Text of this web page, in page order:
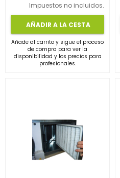
Impuestos no incluidos.
AÑADIR A LA CESTA
Añade al carrito y sigue el proceso
de compra para ver la
disponibilidad y los precios para
profesionales.